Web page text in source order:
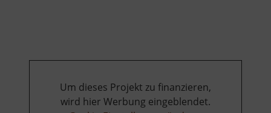
Um dieses Projekt zu finanzieren,
wird hier Werbung eingeblendet.